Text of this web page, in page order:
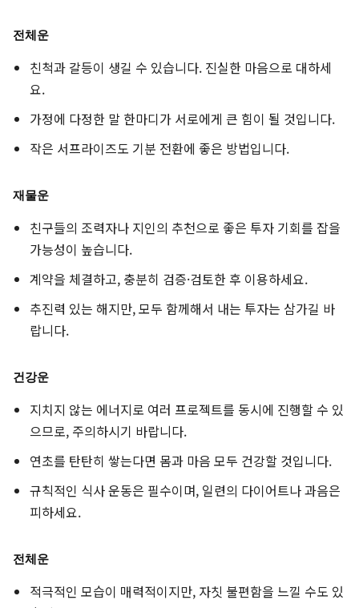
전체운
친척과 갈등이 생길 수 있습니다. 진실한 마음으로 대하세
요.
가정에 다정한 말 한마디가 서로에게 큰 힘이 될 것입니다.
작은 서프라이즈도 기분 전환에 좋은 방법입니다.
재물운
친구들의 조력자나 지인의 추천으로 좋은 투자 기회를 잡을
가능성이 높습니다.
계약을 체결하고, 충분히 검증·검토한 후 이용하세요.
추진력 있는 해지만, 모두 함께해서 내는 투자는 삼가길 바
랍니다.
건강운
지치지 않는 에너지로 여러 프로젝트를 동시에 진행할 수 있
으므로, 주의하시기 바랍니다.
연초를 탄탄히 쌓는다면 몸과 마음 모두 건강할 것입니다.
규칙적인 식사 운동은 필수이며, 일련의 다이어트나 과음은
피하세요.
전체운
적극적인 모습이 매력적이지만, 자칫 불편함을 느낄 수도 있